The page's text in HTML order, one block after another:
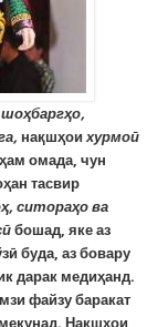
нақшҳоихурмоӣ
омада, чун
тасвир
ситораҳо ва
бошад, яке аз
буда, аз бовару
дарак медиҳанд.
файзу баракат
Нақшҳои